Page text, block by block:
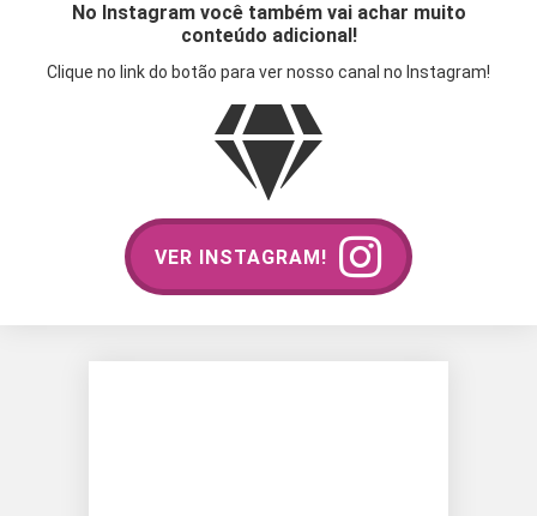
No Instagram você também vai achar muito
conteúdo adicional!
Clique no link do botão para ver nosso canal no Instagram!
VER INSTAGRAM!